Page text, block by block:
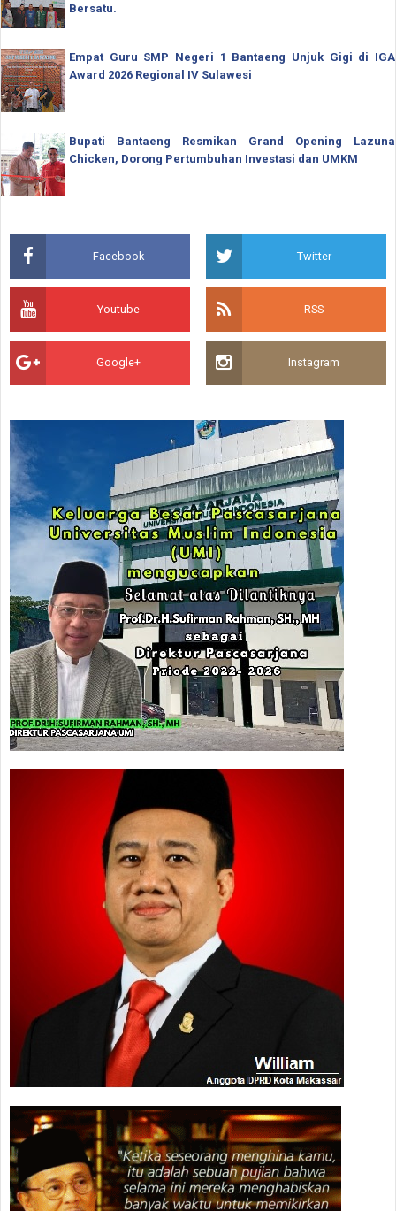
Bersatu.
Empat Guru SMP Negeri 1 Bantaeng Unjuk Gigi di IGA
Award 2026 Regional IV Sulawesi
Bupati Bantaeng Resmikan Grand Opening Lazuna
Chicken, Dorong Pertumbuhan Investasi dan UMKM
Facebook Twitter
Youtube RSS
Google+ Instagram